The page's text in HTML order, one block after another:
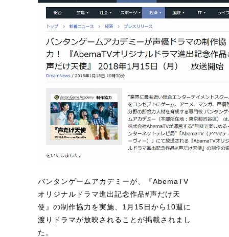
バンタンゲームアカデミーが、『AbemaTV
オリジナルドラマ進出記念作品#声だけ天
使』の制作協力を実施、1月15日から10週に
渡りドラマが放映されることが掲載されまし
た。